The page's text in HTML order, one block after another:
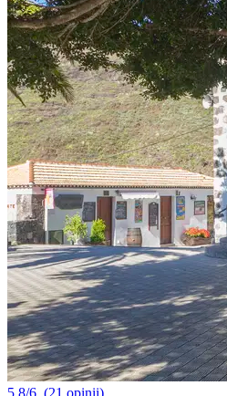
5.8/6 (21 opinii)